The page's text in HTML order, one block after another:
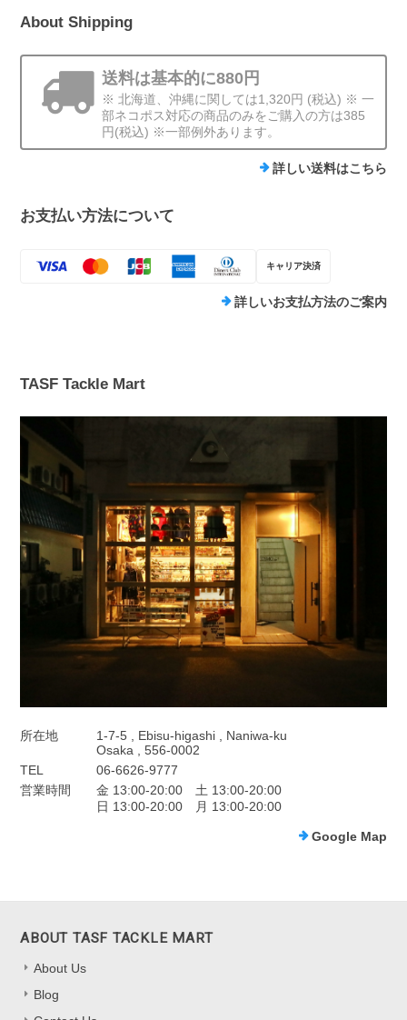
About Shipping
送料は基本的に880円
※ 北海道、沖縄に関しては1,320円 (税込) ※ 一
部ネコポス対応の商品のみをご購入の方は385
円(税込) ※一部例外あります。
詳しい送料はこちら
お支払い方法について
キャリア決済
詳しいお支払方法のご案内
TASF Tackle Mart
所在地
1-7-5 , Ebisu-higashi , Naniwa-ku
Osaka , 556-0002
TEL
06-6626-9777
営業時間
金 13:00-20:00 土 13:00-20:00
日 13:00-20:00 月 13:00-20:00
Google Map
ABOUT TASF TACKLE MART
About Us
Blog